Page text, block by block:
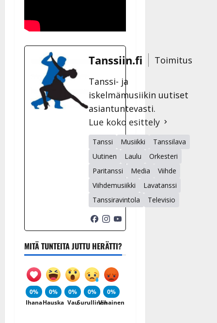
Tanssiin.fi
Toimitus
Tanssi- ja
iskelmämusiikin uutiset
asiantuntevasti.
Lue koko esittely
Tanssi Musiikki
Tanssilava
Uutinen
Laulu
Orkesteri
Paritanssi
Media
Viihde
Viihdemusiikki
Lavatanssi
Tanssiravintola
Televisio
MITÄ TUNTEITA JUTTU HERÄTTI?
0%
Ihana
0%
Hauska
0%
Vau
0%
Surullinen
0%
Vihainen